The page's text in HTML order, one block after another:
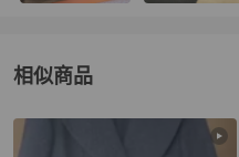
相似商品
更多相似Chanel女裝推薦精品